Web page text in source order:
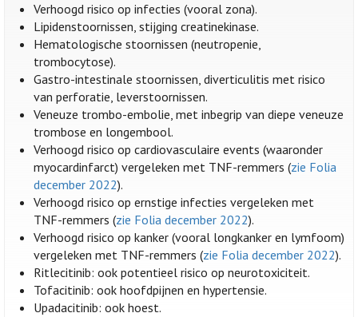
Verhoogd risico op infecties (vooral zona).
Lipidenstoornissen, stijging creatinekinase.
Hematologische stoornissen (neutropenie,
trombocytose).
Gastro-intestinale stoornissen, diverticulitis met risico
van perforatie, leverstoornissen.
Veneuze trombo-embolie, met inbegrip van diepe veneuze
trombose en longembool.
Verhoogd risico op cardiovasculaire events (waaronder
myocardinfarct) vergeleken met TNF-remmers (zie Folia
december 2022).
Verhoogd risico op ernstige infecties vergeleken met
TNF-remmers (zie Folia december 2022).
Verhoogd risico op kanker (vooral longkanker en lymfoom)
vergeleken met TNF-remmers (zie Folia december 2022).
Ritlecitinib: ook potentieel risico op neurotoxiciteit.
Tofacitinib: ook hoofdpijnen en hypertensie.
Upadacitinib: ook hoest.